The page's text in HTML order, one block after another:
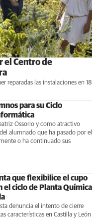
el Centro de
reparadas las instalaciones en 18
para su Ciclo
Ossorio y como atractivo
alumnado que ha pasado por el
o ha continuado sus
que flexibilice el cupo
el ciclo de Planta Química
denuncia el intento de cierre
características en Castilla y León